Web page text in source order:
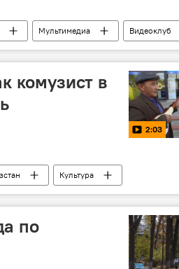
Мультимедиа
Видеоклуб
комузист в
2:03
Культура
креатив
по